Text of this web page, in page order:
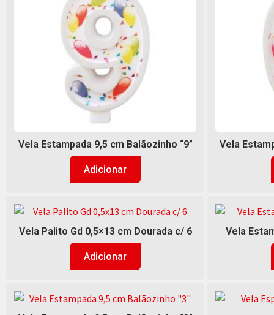
Vela Estampada 9,5 cm Balãozinho “9”
Adicionar
Vela
Vela Palito Gd 0,5×13 cm Dourada c/ 6
Adicionar
Vela